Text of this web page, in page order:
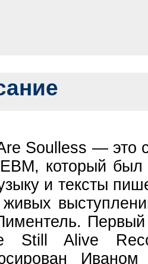
Soulless — это
который
и тексты
Still Alive